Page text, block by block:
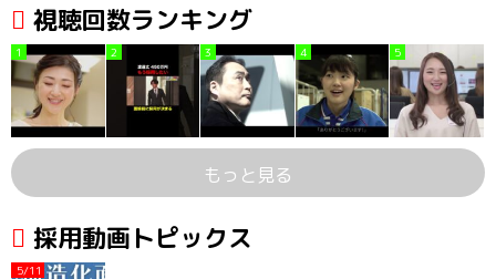
視聴回数ランキング
1 2 3 4 5
もっと見る
採用動画トピックス
5/11